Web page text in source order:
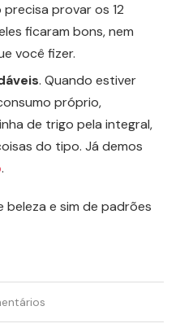
precisa provar os 12
ficaram bons, nem
você fizer.
. Quando estiver
próprio,
de trigo pela integral,
do tipo. Já demos
.
e sim de padrões